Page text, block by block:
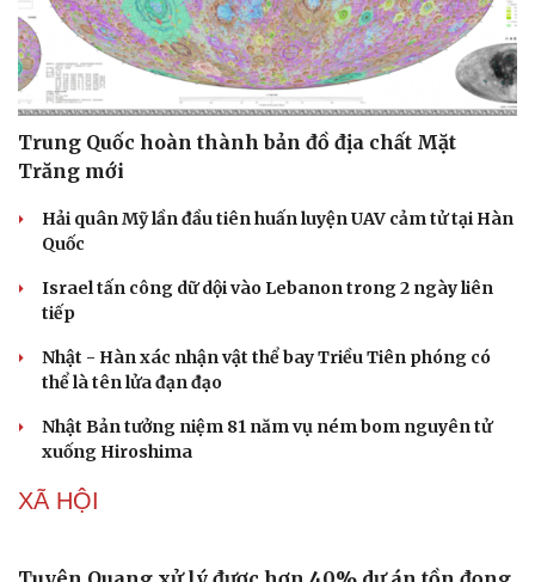
Doanh nghiệp
Thông tin doanh nghiệp
Doanh nhân
Công nghệ
Trung Quốc hoàn thành bản đồ địa chất Mặt
Trăng mới
Hải quân Mỹ lần đầu tiên huấn luyện UAV cảm tử tại Hàn
Quốc
Israel tấn công dữ dội vào Lebanon trong 2 ngày liên
tiếp
Nhật - Hàn xác nhận vật thể bay Triều Tiên phóng có
thể là tên lửa đạn đạo
Nhật Bản tưởng niệm 81 năm vụ ném bom nguyên tử
xuống Hiroshima
XÃ HỘI